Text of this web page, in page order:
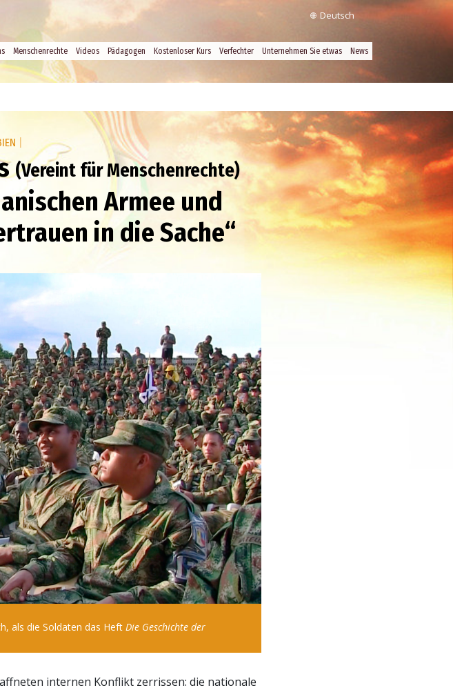
Deutsch
Menschenrechte Videos Pädagogen Kostenloser Kurs Verfechter Unternehmen Sie etwas News
(Vereint für Menschenrechte)
Armee und
in die Sache“
als die Soldaten das Heft Die Geschichte der
internen Konflikt zerrissen: die nationale